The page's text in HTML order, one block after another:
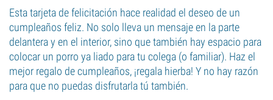
Esta tarjeta de felicitación hace realidad el deseo de un
cumpleaños feliz. No solo lleva un mensaje en la parte
delantera y en el interior, sino que también hay espacio para
colocar un porro ya liado para tu colega (o familiar). Haz el
mejor regalo de cumpleaños, ¡regala hierba! Y no hay razón
para que no puedas disfrutarla tú también.